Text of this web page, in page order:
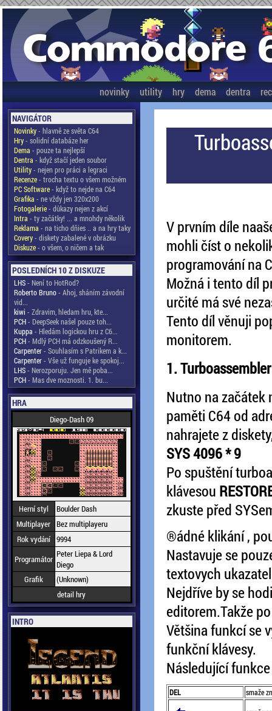
novinky utility hry dema dentra
NAVIGÁTOR
Novinky- hlavně ze světa C64
Hry- solidní databáze her
Dema - pouze ta nejlepší
Dentra - když stačí jeden soubor
Utility- nejen pro práci a legraci
Recenze- trocha textu o všem možném
PC Software- když to nejde na C64
Grafika - ne vždy jen 320x200
Fotogalerie- důkazy nejen z akcí
Intra - ty začátky! ... a mnohdy několik
Reklama - na ticho dňies .. a na hry taky
Covery- diskety zabalené v obrázku
Diskuze- o všem, o ničem a tak
POSLEDNÍCH 10 Z DISKUZE
LHS- Není to HotRod?
Roberto Bruno- Ahoj, sháním závodní
vid...
kiwi - Zdravim, hledam hru, kte...
PCH- DeepSeek našel pouze toh...
Kuppa - Hledám logickou hru z C6...
PCH- Mdlý PCH má odzkoušený R...
Carpenter- Souhlasím s Patrikem a k...
Carpenter- Vše už funguje ke spokoj...
LHS- Nerozporuju. Jen mě poba...
PCH- Mas dve moznosti. 1. bu...
HRA
Diego-Dash 09
Herní styl
Boulder Dash
Multiplayer Bez multiplayeru
Rok vydání 9994
Programátor Peter Liepa & Lord
Diego
Grafik
(Unknown)
detail hry
INTRO
V prvním díle
mohli číst o
programování na
Možná i tento díl
určité má své
Tento díl věnuji
monitorem.
1.
Nutno na začátek
paměti C64 od
nahrajete z
SYS 4096 * 9
Po spuštění
klávesou
zkuste před
®ádné klikání ,
Nastavuje se
textovych
Nejdříve by se
editorem.Takže
Většina funkcí se
funkční klávesy.
Následující
DEL smaže